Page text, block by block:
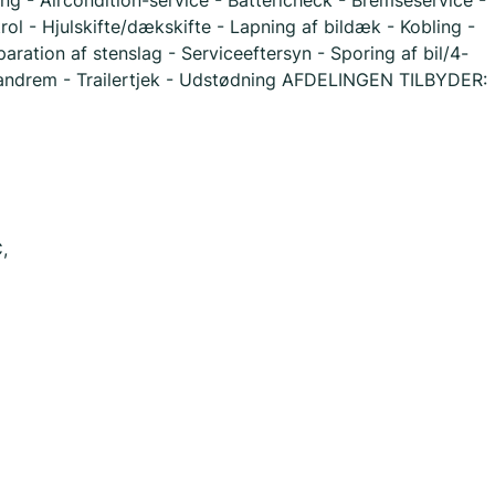
- Hjulskifte/dækskifte - Lapning af bildæk - Kobling -
af stenslag - Serviceeftersyn - Sporing af bil/4-
- Trailertjek - Udstødning AFDELINGEN TILBYDER: